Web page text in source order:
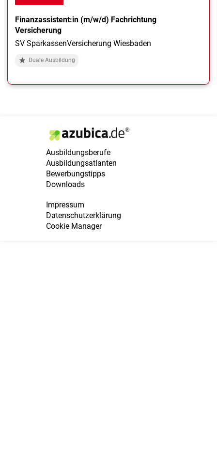
Finanzassistent:in (m/w/d) Fachrichtung
Versicherung
SV SparkassenVersicherung Wiesbaden
Duale Ausbildung
Ausbildungsberufe
Ausbildungsatlanten
Bewerbungstipps
Downloads
Impressum
Datenschutzerklärung
Cookie Manager